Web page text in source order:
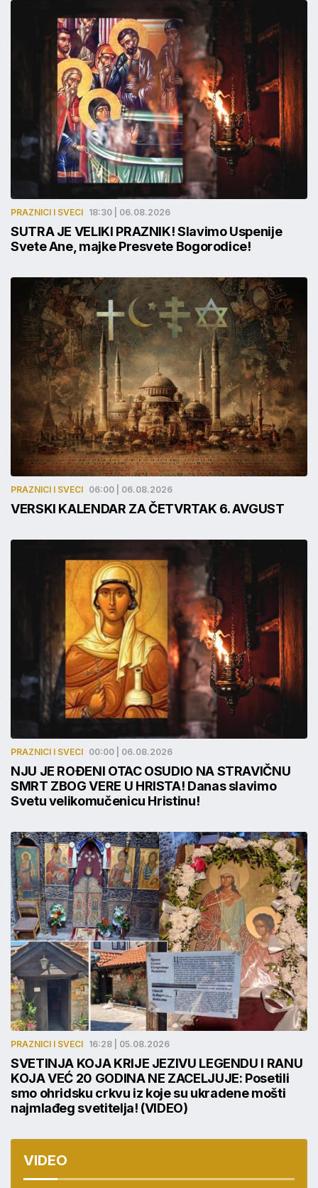
PRAZNICI I SVECI 18:30 | 06.08.2026
SUTRA JE VELIKI PRAZNIK! Slavimo Uspenije
Svete Ane, majke Presvete Bogorodice!
PRAZNICI I SVECI 06:00 | 06.08.2026
VERSKI KALENDAR ZA ČETVRTAK 6. AVGUST
PRAZNICI I SVECI 00:00 | 06.08.2026
NJU JE ROĐENI OTAC OSUDIO NA STRAVIČNU
SMRT ZBOG VERE U HRISTA! Danas slavimo
Svetu velikomučenicu Hristinu!
PRAZNICI I SVECI 16:28 | 05.08.2026
SVETINJA KOJA KRIJE JEZIVU LEGENDU I RANU
KOJA VEĆ 20 GODINA NE ZACELJUJE: Posetili
smo ohridsku crkvu iz koje su ukradene mošti
najmlađeg svetitelja! (VIDEO)
VIDEO